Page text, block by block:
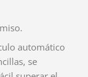
automático
se